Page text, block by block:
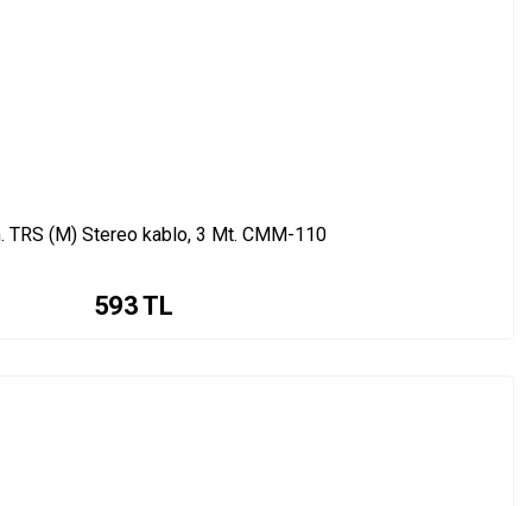
TRS (M) Stereo kablo, 3 Mt. CMM-110
593TL